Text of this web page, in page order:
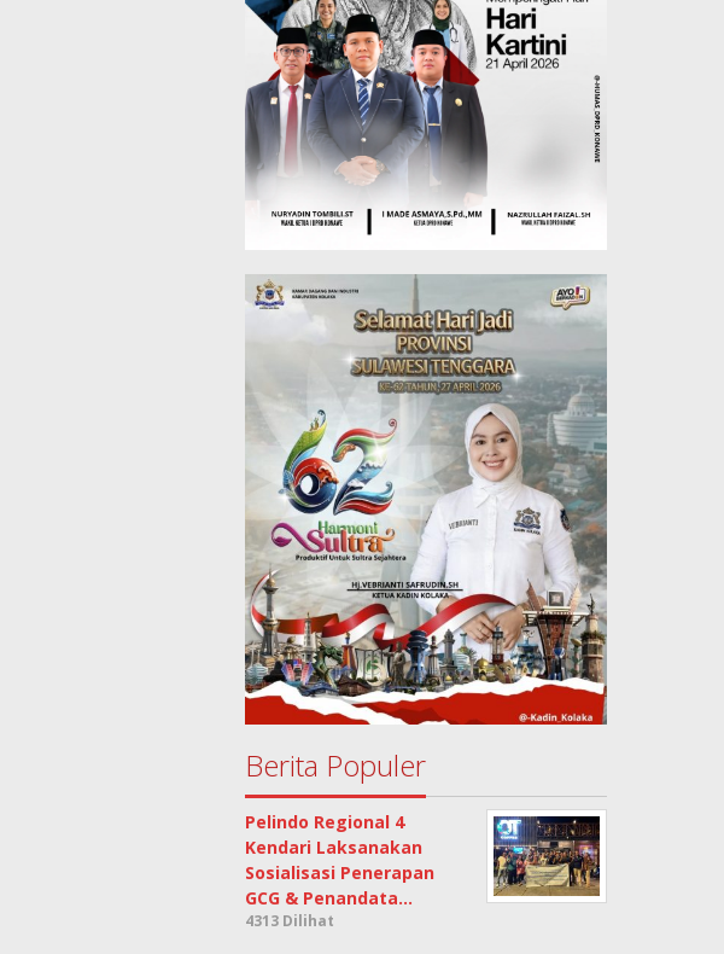
Berita Populer
Pelindo Regional 4
Kendari Laksanakan
Sosialisasi Penerapan
GCG & Penandata…
4313 Dilihat